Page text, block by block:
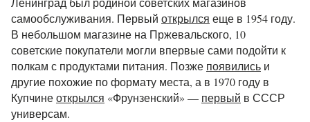
самообслуживания. Первый открылся еще в 1954 году.
В небольшом магазине на Пржевальского, 10
советские покупатели могли впервые сами подойти к
полкам с продуктами питания. Позже появились и
другие похожие по формату места, а в 1970 году в
Купчинеоткрылся «Фрунзенский» — первый в СССР
универсам.